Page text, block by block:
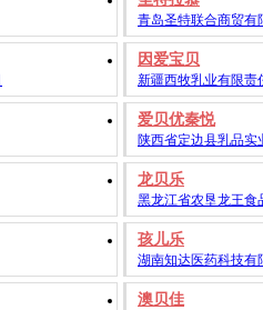
青岛圣特联合商贸有
因爱宝贝
新疆西牧乳业有限责
爱贝优秦悦
陕西省定边县乳品实
龙贝乐
黑龙江省农垦龙王食
孩儿乐
湖南知达医药科技有
澳贝佳